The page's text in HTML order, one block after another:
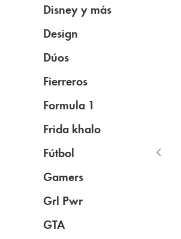
Disney y más
Design
Dúos
Fierreros
Formula 1
Frida khalo
Fútbol
Gamers
Grl Pwr
GTA